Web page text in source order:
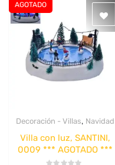
AGOTADO
Decoración - Villas, Navidad
Villa con luz, SANTINI,
0009 *** AGOTADO ***